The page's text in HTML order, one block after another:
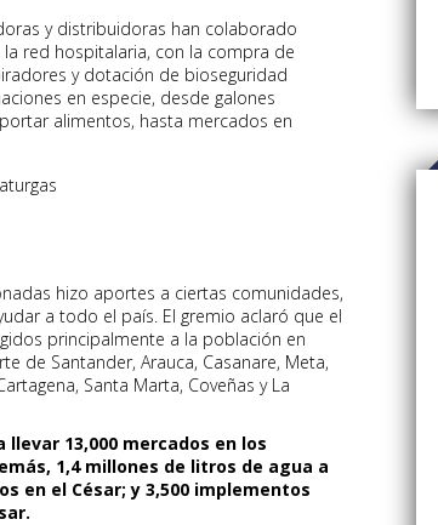
y distribuidoras han colaborado
red hospitalaria, con la compra de
y dotación de bioseguridad
en especie, desde galones
alimentos, hasta mercados en
hizo aportes a ciertas comunidades,
a todo el país. El gremio aclaró que el
principalmente a la población en
de Santander, Arauca, Casanare, Meta,
Santa Marta, Coveñas y La
13,000 mercados en los
1,4 millones de litros de agua a
en el César; y 3,500 implementos